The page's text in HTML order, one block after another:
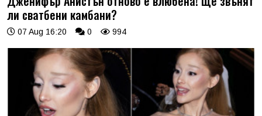
ли сватбени камбани?
07 Aug 16:20 0 994